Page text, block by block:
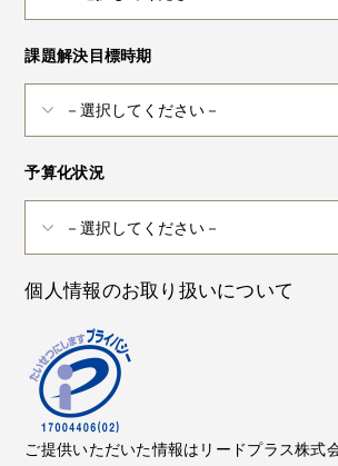
課題解決目標時期
予算化状況
個人情報のお取り扱いについて
ご提供いただいた情報はリードプラス株式